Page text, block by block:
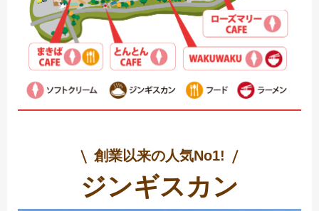
創業以来の人気No1!
ジンギスカン